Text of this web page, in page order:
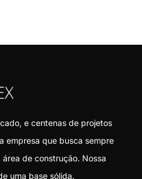
e centenas de projetos
empresa que busca sempre
de construção. Nossa
uma base sólida.